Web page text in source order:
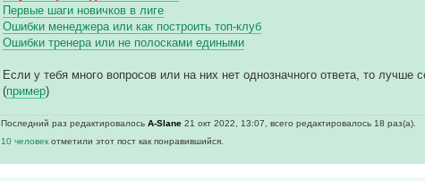
Первые шаги новичков в лиге
Ошибки менеджера или как построить топ-клуб
Ошибки тренера или не полосками едиными
Если у тебя много вопросов или на них нет однозначного ответа, то лучше
(пример)
Последний раз редактировалосьA-Slane 21 окт 2022, 13:07, всего редактировалось 18 раз(а).
10 человекотметили этот пост как понравившийся.